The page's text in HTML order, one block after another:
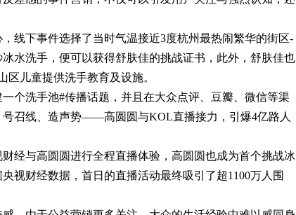
下事件选择了当时气温接近3度杭州最热闹繁华的街区-
水洗手，便可以获得舒肤佳的挑战证书，此外，舒肤佳也
儿童提供洗手教育及设施。
洗手池#传播话题，并且在大众点评、豆瓣、微信等渠
召线、造声势——高圆圆与KOL直播接力，引爆4亿路人
与高圆圆进行全程直播体验，高圆圆也成为首个挑战冰
视财经数据，首日的直播活动最终吸引了超1100万人围